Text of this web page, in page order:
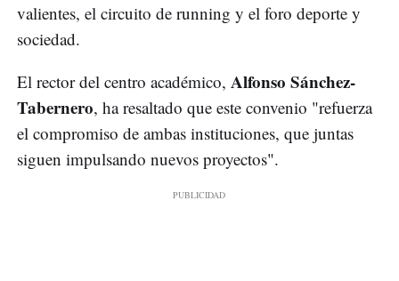
valientes, el circuito de running y el foro deporte y
sociedad.
El rector del centro académico, Alfonso Sánchez-
Tabernero, ha resaltado que este convenio "refuerza
el compromiso de ambas instituciones, que juntas
siguen impulsando nuevos proyectos".